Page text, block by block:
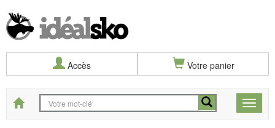
Accès Votre panier
Toggle
Start